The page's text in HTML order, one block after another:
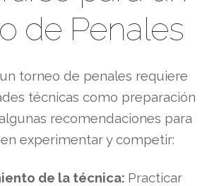
de Penales
torneo de penales requiere
técnicas como preparación
recomendaciones para
experimentar y competir:
de la técnica: Practicar